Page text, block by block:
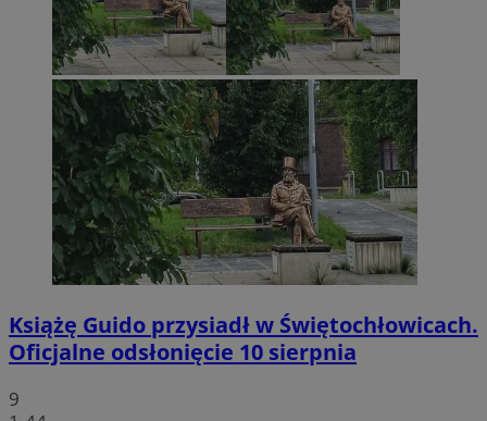
Książę Guido przysiadł w Świętochłowicach.
Oficjalne odsłonięcie 10 sierpnia
9